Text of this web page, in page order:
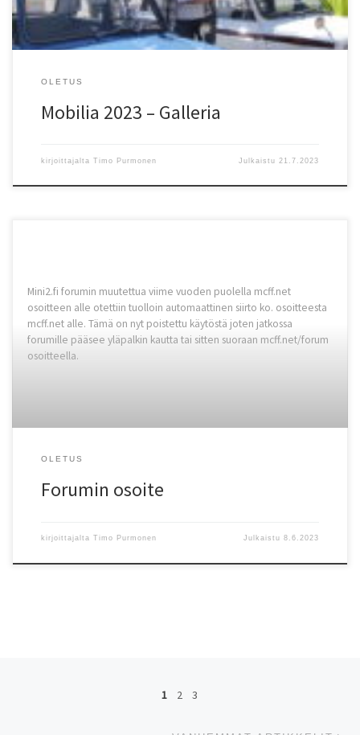
OLETUS
Mobilia 2023 – Galleria
kirjoittajalta Timo Purmonen Julkaistu 21.7.2023
Mini2.fi forumin muutettua viime vuoden puolella mcff.net
osoitteen alle otettiin tuolloin automaattinen siirto ko. osoitteesta
mcff.net alle. Tämä on nyt poistettu käytöstä joten jatkossa
forumille pääsee yläpalkin kautta tai sitten suoraan mcff.net/forum
osoitteella.
OLETUS
Forumin osoite
kirjoittajalta Timo Purmonen Julkaistu8.6.2023
Artikkelien navigointi
1 2 3